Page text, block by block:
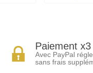
Paiement
Avec PayPal
sans frais